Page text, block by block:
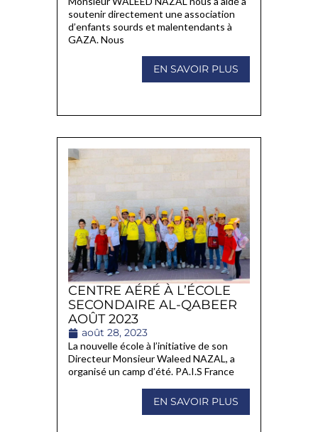
soutenir directement une association
d’enfants sourds et malentendants à
GAZA. Nous
EN SAVOIR PLUS
CENTRE AÉRÉ À L’ÉCOLE
SECONDAIRE AL-QABEER
AOÛT 2023
août 28, 2023
La nouvelle école à l’initiative de son
Directeur Monsieur Waleed NAZAL, a
organisé un camp d’été. PA.I.S France
EN SAVOIR PLUS